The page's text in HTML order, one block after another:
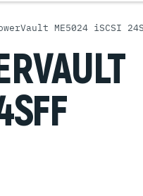
Серверы
Серверы
Серверы
Серверы
ME5024 iSCSI